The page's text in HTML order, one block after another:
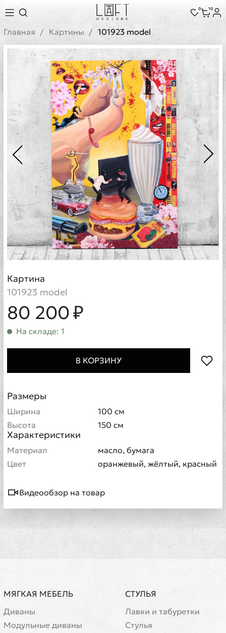
0 10
Главная Картины 101923 model
Картина
101923 model
80 200 ₽
На складе: 1
В КОРЗИНУ
Размеры
Ширина
100 см
Высота
150 см
Характеристики
Материал
масло, бумага
Цвет
оранжевый, жёлтый, красный
Видеообзор на товар
МЯГКАЯ МЕБЕЛЬ
Диваны
Модульные диваны
СТУЛЬЯ
Лавки и табуретки
Стулья